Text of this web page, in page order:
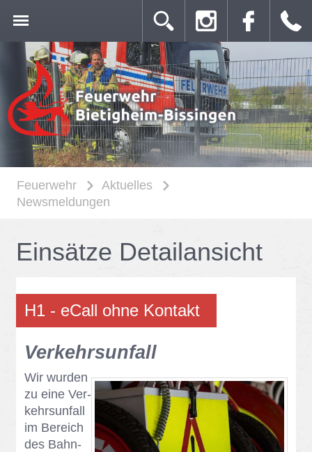
Feuerwehr
Aktuelles
Newsmeldungen
Ein­sät­ze De­tail­an­sicht
H1 - eCall ohne Kon­takt
Ver­kehrs­un­fall
Wir wur­den
zu eine Ver­
kehrs­un­fall
im Be­reich
des Bahn­